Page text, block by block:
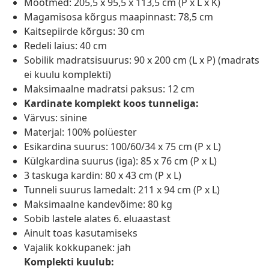
Magamisosa kõrgus maapinnast: 78,5 cm
Kaitsepiirde kõrgus: 30 cm
Redeli laius: 40 cm
Sobilik madratsisuurus: 90 x 200 cm (L x P) (madrats
ei kuulu komplekti)
Maksimaalne madratsi paksus: 12 cm
Kardinate komplekt koos tunneliga:
Värvus: sinine
Materjal: 100% polüester
Esikardina suurus: 100/60/34 x 75 cm (P x L)
Külgkardina suurus (iga): 85 x 76 cm (P x L)
3 taskuga kardin: 80 x 43 cm (P x L)
Tunneli suurus lamedalt: 211 x 94 cm (P x L)
Maksimaalne kandevõime: 80 kg
Sobib lastele alates 6. eluaastast
Ainult toas kasutamiseks
Vajalik kokkupanek: jah
Komplekti kuulub: